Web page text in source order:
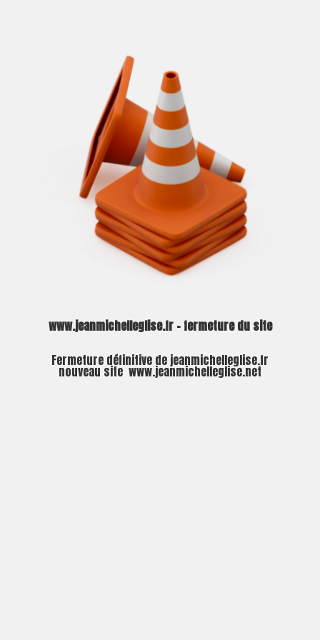
www.jeanmichelleglise.fr – fermeture du site
Fermeture définitive de jeanmichelleglise.fr
nouveau site www.jeanmichelleglise.net